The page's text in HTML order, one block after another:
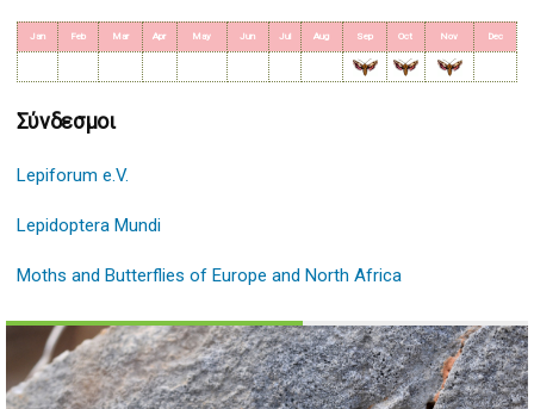
Jan Feb Mar Apr May Jun Jul Aug Sep Oct Nov Dec
Σύνδεσμοι
Lepiforum e.V.
Lepidoptera Mundi
Moths and Butterflies of Europe and North Africa